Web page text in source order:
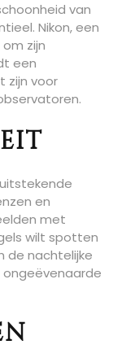
van
Nikon, een
zijn
een
zijn voor
en
met
wilt spotten
de nachtelijke
ongeëvenaarde